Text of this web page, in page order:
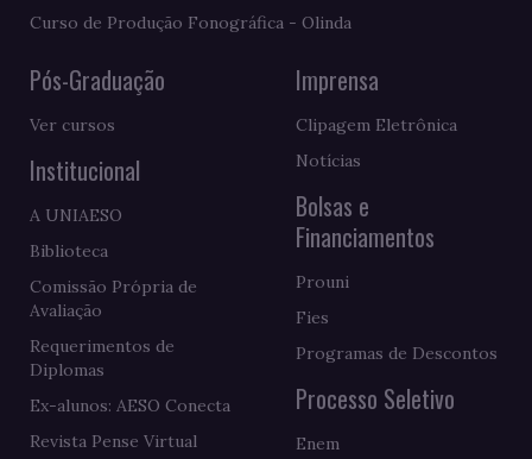
Curso de Produção Fonográfica - Olinda
Pós-Graduação
Ver cursos
Institucional
A UNIAESO
Biblioteca
Comissão Própria de
Avaliação
Requerimentos de
Diplomas
Ex-alunos: AESO Conecta
Revista Pense Virtual
Imprensa
Clipagem Eletrônica
Notícias
Bolsas e
Financiamentos
Prouni
Fies
Programas de Descontos
Processo Seletivo
Enem